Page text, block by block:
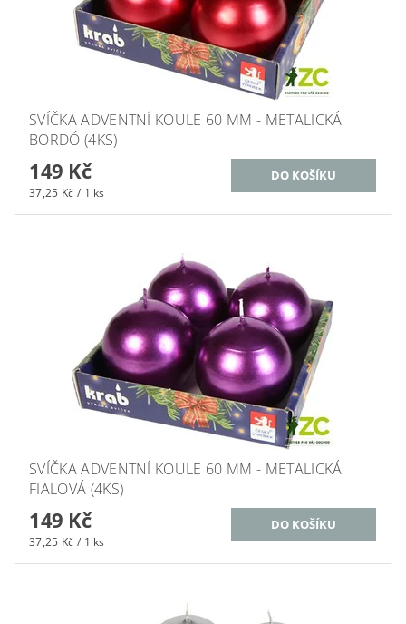
SVÍČKA ADVENTNÍ KOULE 60 MM - METALICKÁ
BORDÓ (4KS)
149 Kč
37,25 Kč / 1 ks
SVÍČKA ADVENTNÍ KOULE 60 MM - METALICKÁ
FIALOVÁ (4KS)
149 Kč
37,25 Kč / 1 ks